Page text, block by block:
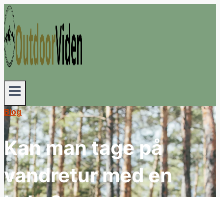
Fortsæt
til
indhold
Blog
Kan man tage på
vandretur med en